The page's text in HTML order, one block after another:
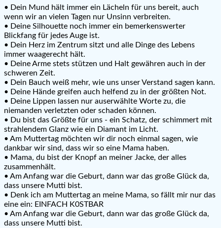
• Dein Mund hält immer ein Lächeln für uns bereit, auch
wenn wir an vielen Tagen nur Unsinn verbreiten.
• Deine Silhouette noch immer ein bemerkenswerter
Blickfang für jedes Auge ist.
• Dein Herz im Zentrum sitzt und alle Dinge des Lebens
immer waagerecht hält.
• Deine Arme stets stützen und Halt gewähren auch in der
schweren Zeit.
• Dein Bauch weiß mehr, wie uns unser Verstand sagen kann.
• Deine Hände greifen auch helfend zu in der größten Not.
• Deine Lippen lassen nur auserwählte Worte zu, die
niemanden verletzten oder schaden können.
• Du bist das Größte für uns - ein Schatz, der schimmert mit
strahlendem Glanz wie ein Diamant im Licht.
• Am Muttertag möchten wir dir noch einmal sagen, wie
dankbar wir sind, dass wir so eine Mama haben.
• Mama, du bist der Knopf an meiner Jacke, der alles
zusammenhält.
• Am Anfang war die Geburt, dann war das große Glück da,
dass unsere Mutti bist.
• Denk ich am Muttertag an meine Mama, so fällt mir nur das
eine ein: EINFACH K0STBAR
• Am Anfang war die Geburt, dann war das große Glück da,
dass unsere Mutti bist.